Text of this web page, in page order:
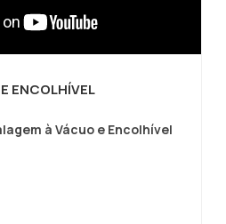
ENCOLHÍVEL
à Vácuo e Encolhível